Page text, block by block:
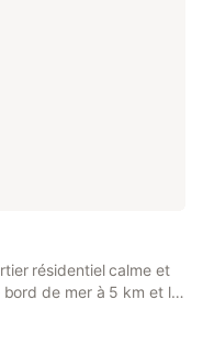
résidentiel calme et
de mer à 5 km et la
salle de bain avec
four, micro-onde,